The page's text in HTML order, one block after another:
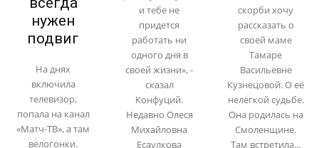
нужен
подвиг
На днях
включила
телевизор,
попала на канал
«Матч-ТВ», а там
велогонки.
и тебе не
придется
работать ни
одного дня в
своей жизни», -
сказал
Конфуций.
Недавно Олеся
Михайловна
Есаулкова
скорби хочу
рассказать о
своей маме
Тамаре
Васильевне
Кузнецовой. О её
нелёгкой судьбе.
Она родилась на
Смоленщине.
Там встретила...